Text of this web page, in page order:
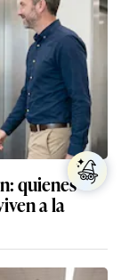
quienes
a la